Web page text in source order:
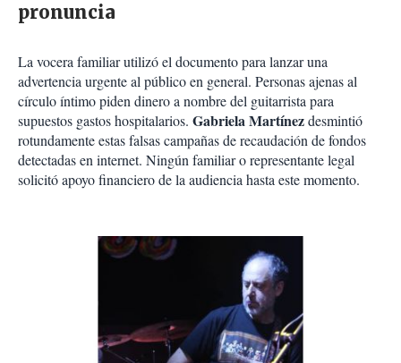
pronuncia
La vocera familiar utilizó el documento para lanzar una
advertencia urgente al público en general. Personas ajenas al
círculo íntimo piden dinero a nombre del guitarrista para
supuestos gastos hospitalarios. Gabriela Martínezdesmintió
rotundamente estas falsas campañas de recaudación de fondos
detectadas en internet. Ningún familiar o representante legal
solicitó apoyo financiero de la audiencia hasta este momento.